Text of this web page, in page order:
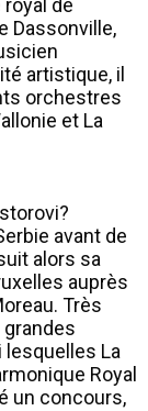
de
Dassonville,
artistique, il
orchestres
et La
avant de
alors sa
auprès
Très
La
Royal
un concours,